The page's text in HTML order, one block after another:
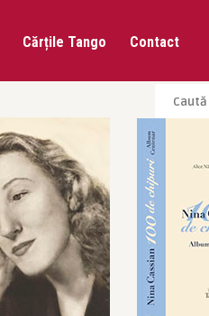
Cărțile Tango Contact